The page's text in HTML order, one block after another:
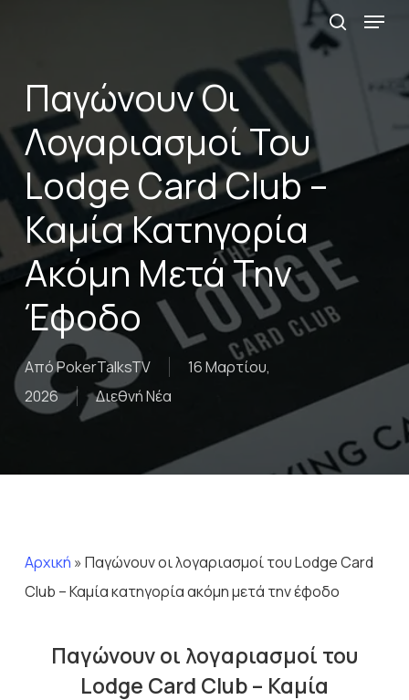
content
Menu
Παγώνουν Οι
Λογαριασμοί Του
Lodge Card Club –
Καμία Κατηγορία
Ακόμη Μετά Την
Έφοδο
ΑπόPokerTalksTV
16 Μαρτίου,
2026
Διεθνή Νέα
Αρχική » Παγώνουν οι λογαριασμοί του Lodge Card
Club – Καμία κατηγορία ακόμη μετά την έφοδο
Παγώνουν οι λογαριασμοί του
Lodge Card Club – Καμία